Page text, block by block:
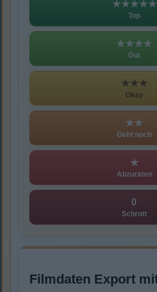
★★★★★
Top
★★★★
Gut
★★★
Okay
★★
Geht noch
★
Abzuraten
0
Schrott
Filmdaten Export